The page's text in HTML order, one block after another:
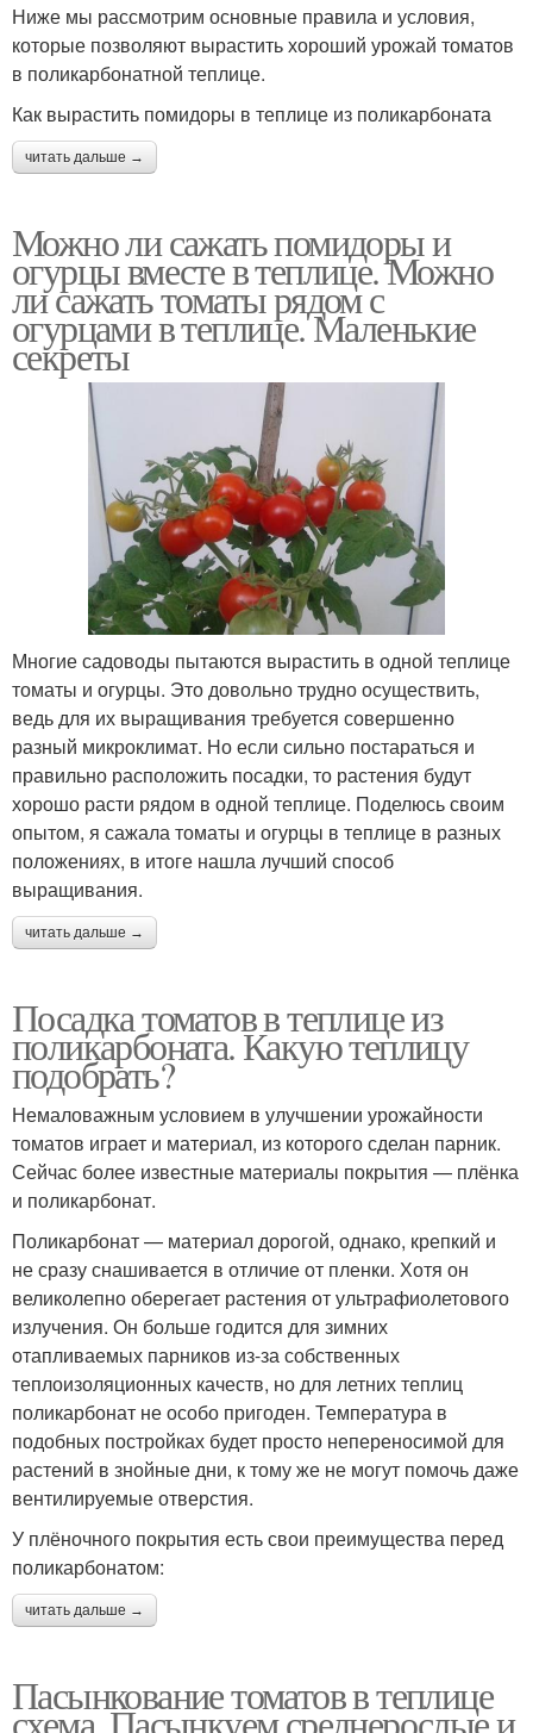
Ниже мы рассмотрим основные правила и условия,
которые позволяют вырастить хороший урожай томатов
в поликарбонатной теплице.
Как вырастить помидоры в теплице из поликарбоната
читать дальше →
Можно ли сажать помидоры и
огурцы вместе в теплице. Можно
ли сажать томаты рядом с
огурцами в теплице. Маленькие
секреты
Многие садоводы пытаются вырастить в одной теплице
томаты и огурцы. Это довольно трудно осуществить,
ведь для их выращивания требуется совершенно
разный микроклимат. Но если сильно постараться и
правильно расположить посадки, то растения будут
хорошо расти рядом в одной теплице. Поделюсь своим
опытом, я сажала томаты и огурцы в теплице в разных
положениях, в итоге нашла лучший способ
выращивания.
читать дальше →
Посадка томатов в теплице из
поликарбоната. Какую теплицу
подобрать?
Немаловажным условием в улучшении урожайности
томатов играет и материал, из которого сделан парник.
Сейчас более известные материалы покрытия — плёнка
и поликарбонат.
Поликарбонат — материал дорогой, однако, крепкий и
не сразу снашивается в отличие от пленки. Хотя он
великолепно оберегает растения от ультрафиолетового
излучения. Он больше годится для зимних
отапливаемых парников из-за собственных
теплоизоляционных качеств, но для летних теплиц
поликарбонат не особо пригоден. Температура в
подобных постройках будет просто непереносимой для
растений в знойные дни, к тому же не могут помочь даже
вентилируемые отверстия.
У плёночного покрытия есть свои преимущества перед
поликарбонатом:
читать дальше →
Пасынкование томатов в теплице
схема. Пасынкуем среднерослые и